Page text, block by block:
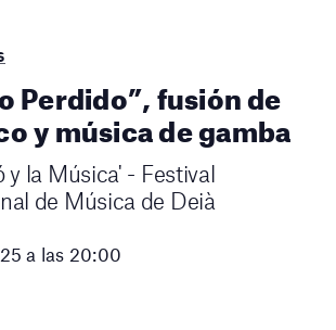
Perdido”, fusión de
y música de gamba
y la Música' - Festival
de Música de Deià
a las 20:00